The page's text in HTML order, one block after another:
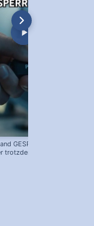
GESPERRT: Microsoft
trotzdem installieren